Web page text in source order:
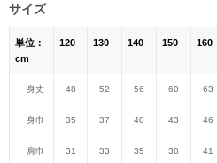
サイズ
単位：
cm
120 130 140 150 160
身丈 48 52 56 60 63
身巾 35 37 40 43 46
肩巾 31 33 35 38 41